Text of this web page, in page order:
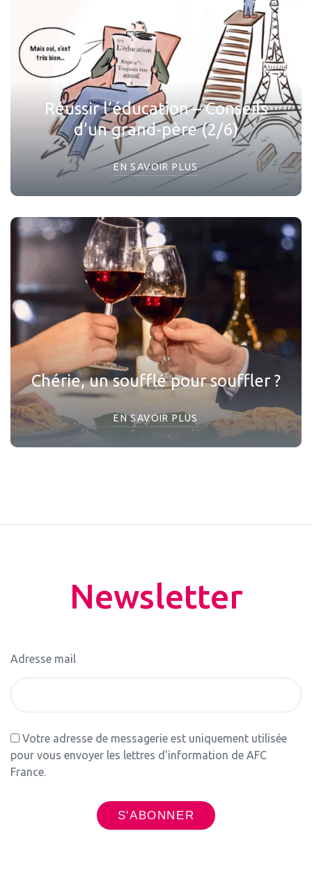
Réussir l’éducation – Conseils
d’un grand-père (2/6)
EN SAVOIR PLUS
Chérie, un soufflé pour souffler ?
EN SAVOIR PLUS
Newsletter
Adresse mail
Votre adresse de messagerie est uniquement utilisée
pour vous envoyer les lettres d'information de AFC
France.